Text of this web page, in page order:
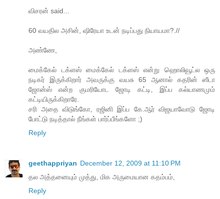
விசரன் said...
60 வயதில அசின், ஷிரேயா உடன் நடிப்பது நியாயமா?.//
அண்ணே,
மைக்கேல் டக்ளஸ் மைக்கேல் டக்ளஸ் என்று ஹொலிவூட்ல ஒரு
நடிகர் இருக்கிறார் அவருக்கு வயசு 65 ஆனால் கதரின் ஸீடா
ஜோன்ஸ் என்ற குமரியோட ஜோடி கட்டி, இப்ப கல்யாணமும்
கட்டியிருக்கிறாரே.
சரி அதை விடுங்கோ, ரஜினி இப்ப கே.ஆர் விஜயாவோடு ஜோடி
போட்டு நடித்தால் நீங்கள் பார்ப்பீங்களோ ;)
Reply
geethappriyan December 12, 2009 at 11:10 PM
தல அத்தனையும் முத்து, மிக அருமையான கதம்பம்,
Reply